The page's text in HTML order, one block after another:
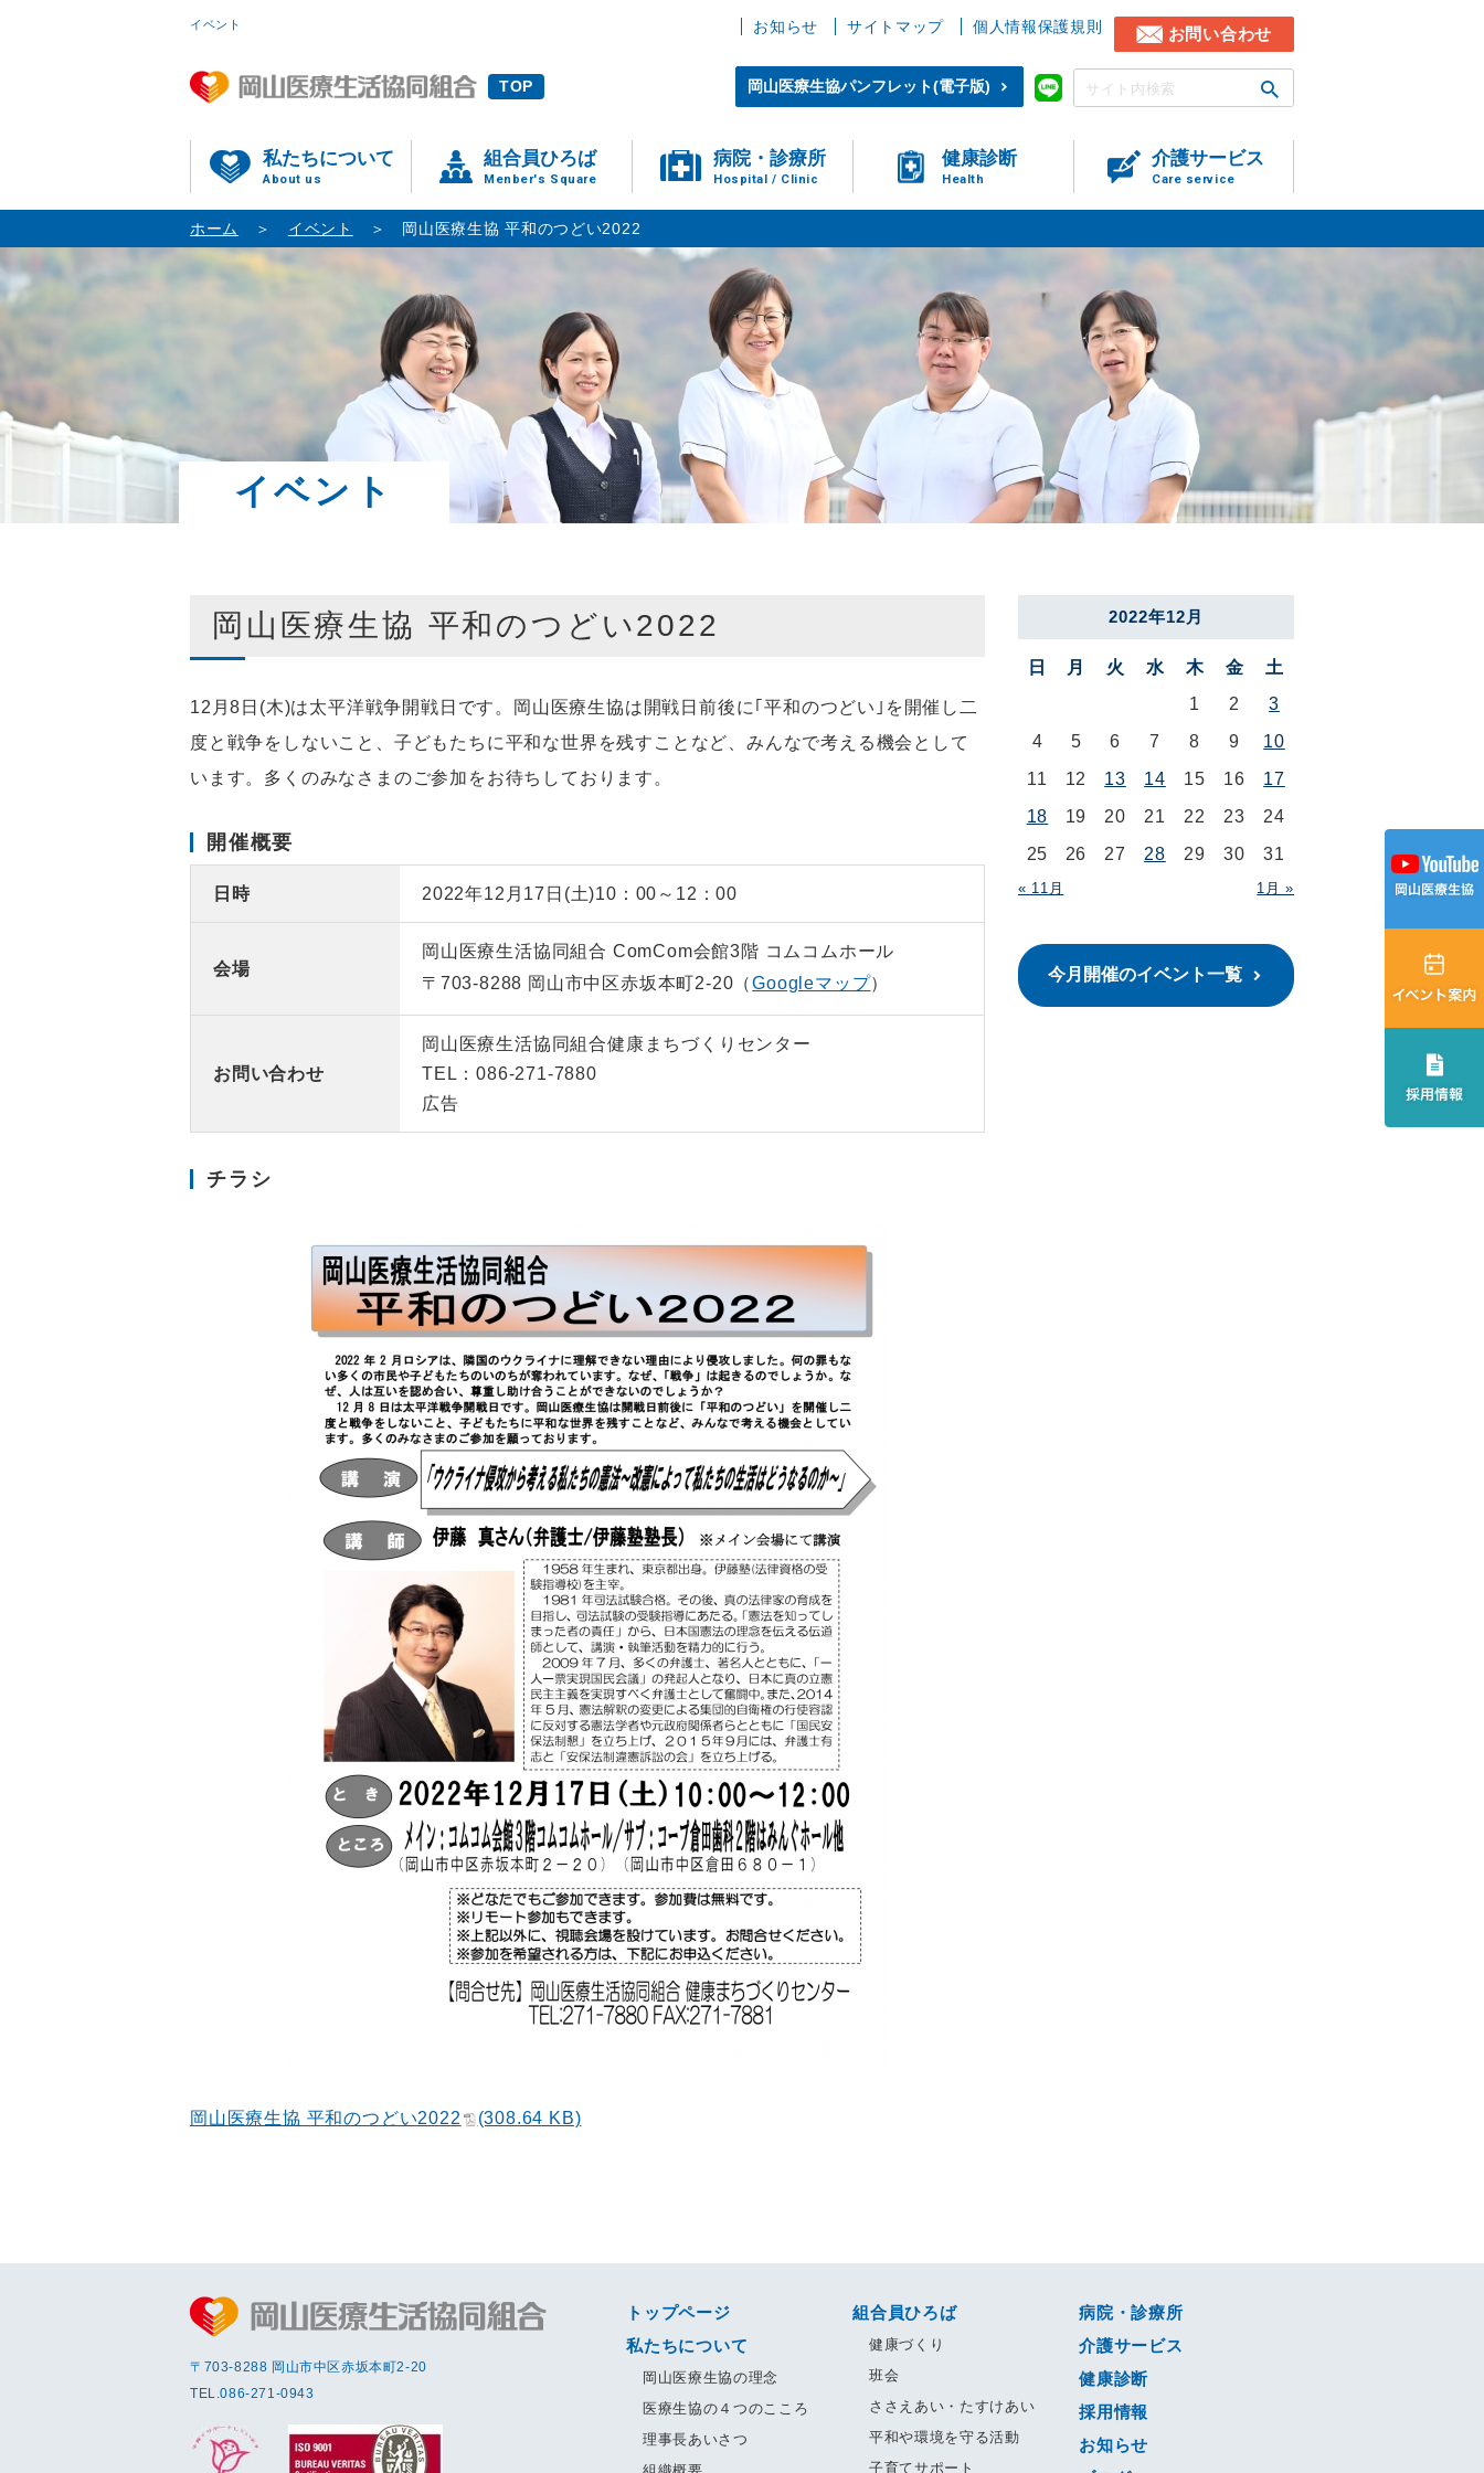
イベント お知らせ サイトマップ 個人情報保護規則 お問い合わせ
TOP 岡山医療生協パンフレット(電子版)
私たちについて
About us
組合員ひろば
Menber's Square
病院・診療所
Hospital / Clinic
健康診断
Health
介護サービス
Care service
ホーム イベント 岡山医療生協 平和のつどい2022
イベント
岡山医療生協 平和のつどい2022
12月8日(木)は太平洋戦争開戦日です。岡山医療生協は開戦日前後に｢平和のつどい｣を開催し二
度と戦争をしないこと、子どもたちに平和な世界を残すことなど、みんなで考える機会として
います。多くのみなさまのご参加をお待ちしております。
開催概要
日時 2022年12月17日(土)10：00～12：00
会場
岡山医療生活協同組合 ComCom会館3階 コムコムホール
〒703-8288 岡⼭市中区赤坂本町2-20（Googleマップ）
お問い合わせ
岡山医療生活協同組合健康まちづくりセンター
TEL：086-271-7880
広告
チラシ
岡山医療生協 平和のつどい2022 (308.64 KB)
2022年12月
日 月 火 水 木 金 土
« 11月 1月 »
1 2
3
4
5 6 7 8 9
10
11
12 13 14 15 16
17
18
19 20 21 22 23
24
25
26 27 28 29 30 31
今月開催のイベント一覧
〒703-8288 岡⼭市中区赤坂本町2-20
TEL.086-271-0943
トップページ
私たちについて
岡山医療生協の理念
医療生協の４つのこころ
理事長あいさつ
組合員ひろば
健康づくり
班会
ささえあい・たすけあい
平和や環境を守る活動
子育てサポート
病院・診療所
介護サービス
健康診断
採用情報
お知らせ